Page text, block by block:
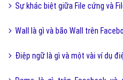
Sự khác biệt giữa File cứng và
Wall là gì và bão Wall trên
Điệp ngữ là gì và một vài ví dụ